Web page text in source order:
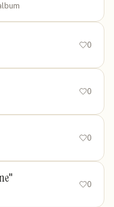
0
0
0
0